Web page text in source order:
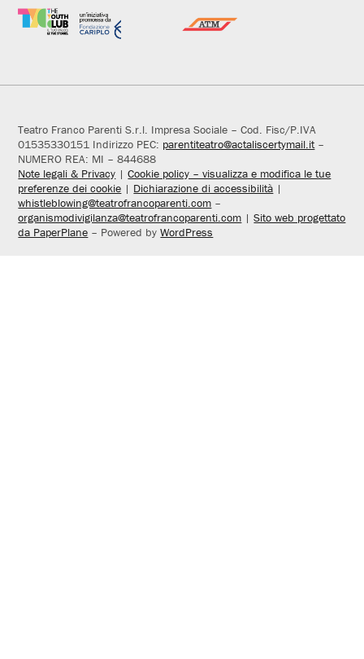
Teatro Franco Parenti S.r.l. Impresa Sociale – Cod. Fisc/P.IVA
01535330151 Indirizzo PEC: parentiteatro@actaliscertymail.it–
NUMERO REA: MI – 844688
Note legali & Privacy |Cookie policy – visualizza e modifica le tue
preferenze dei cookie | Dichiarazione di accessibilità |
whistleblowing@teatrofrancoparenti.com –
organismodivigilanza@teatrofrancoparenti.com |Sito web progettato
da PaperPlane – Powered byWordPress